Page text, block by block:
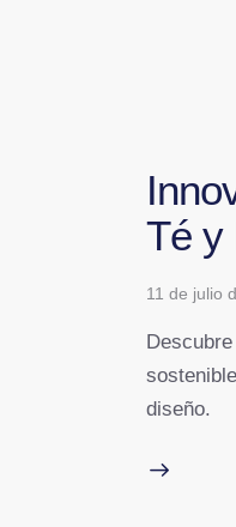
Té y
11 de julio
diseño.